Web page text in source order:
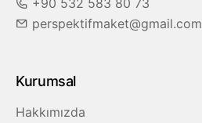
perspektifmaket@gmail.com
Kurumsal
Hakkımızda